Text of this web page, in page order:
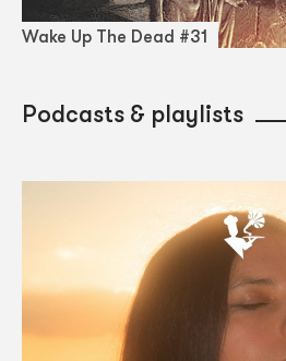
Wake Up The Dead #31
Podcasts & playlists